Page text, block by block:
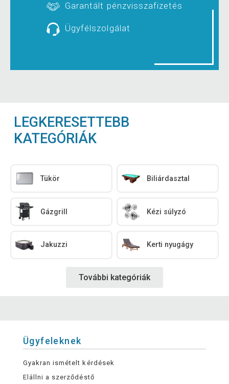
Garantált pénzvisszafizetés
Ügyfélszolgálat
LEGKERESETTEBB
KATEGÓRIÁK
Tükör Biliárdasztal
Gázgrill Kézi súlyzó
Jakuzzi Kerti nyugágy
További kategóriák
Ügyfeleknek
Gyakran ismételt kérdések
Elállni a szerződéstő